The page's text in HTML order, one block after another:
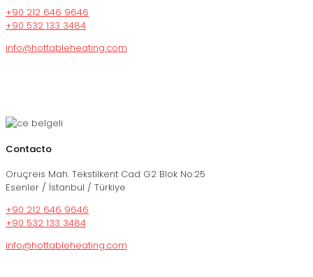
+90 212 646 9646
+90 532 133 3484
info@hottableheating.com
Contacto
Oruçreis Mah. Tekstilkent Cad G2 Blok No:25
Esenler / İstanbul / Türkiye
+90 212 646 9646
+90 532 133 3484
info@hottableheating.com